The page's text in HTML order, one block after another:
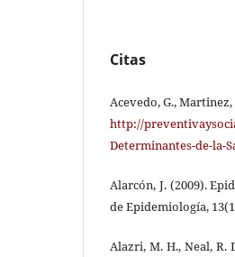
Citas
Acevedo, G.,
http://
Determinantes-de-la-
Alarcón, J. (2009).
de Epidemiología,
Alazri, M. H., Neal, R.